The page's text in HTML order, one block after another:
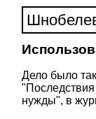
Дело было
нужды", в